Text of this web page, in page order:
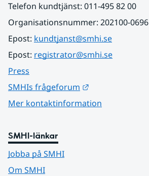
Telefon kundtjänst: 011-495 82 00
Organisationsnummer: 202100-0696
Epost: kundtjanst@smhi.se
Epost: registrator@smhi.se
Press
SMHIs frågeforum
Mer kontaktinformation
SMHI-länkar
Jobba på SMHI
Om SMHI